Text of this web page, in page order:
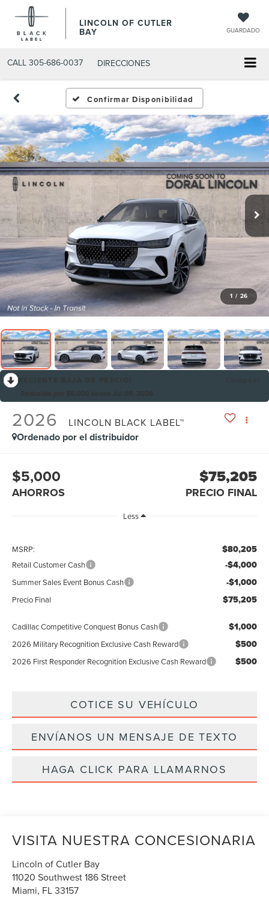
LINCOLN OF CUTLER
BAY GUARDADO
CALL 305-686-0037 DIRECCIONES
Confirmar Disponibilidad
1 / 26
2026 LINCOLN BLACK LABEL™
Ordenado por el distribuidor
$5,000
AHORROS
$75,205
PRECIO FINAL
Less
MSRP: $80,205
Retail Customer Cash -$4,000
Summer Sales Event Bonus Cash -$1,000
Precio Final $75,205
Cadillac Competitive Conquest Bonus Cash $1,000
2026 Military Recognition Exclusive Cash Reward $500
2026 First Responder Recognition Exclusive Cash Reward $500
COTICE SU VEHÍCULO
ENVÍANOS UN MENSAJE DE TEXTO
HAGA CLICK PARA LLAMARNOS
VISITA NUESTRA CONCESIONARIA
Lincoln of Cutler Bay
11020 Southwest 186 Street
Miami, FL33157